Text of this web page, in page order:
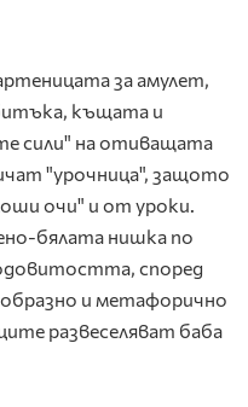
за амулет,
къщата и
сили" на отиващата
"урочница", защото
очи" и от уроки.
бялата нишка по
според
и метафорично
развеселяват баба